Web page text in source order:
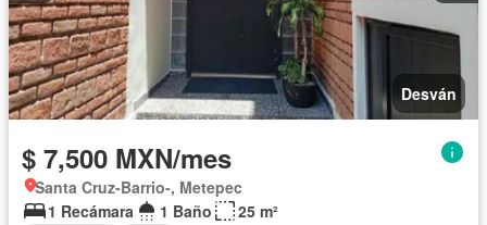
Desván
$ 7,500 MXN/mes
Santa Cruz-Barrio-, Metepec
1 Recámara
1 Baño
25 m²